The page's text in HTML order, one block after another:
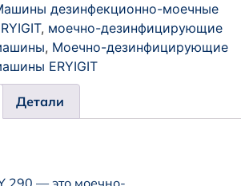
дезинфекционно-моечные
, моечно-дезинфицирующие
, Моечно-дезинфицирующие
ERYIGIT
Детали
290 — это моечно-